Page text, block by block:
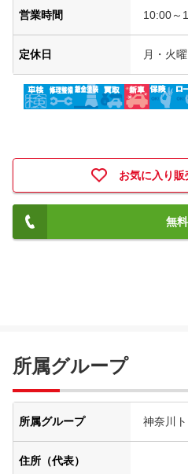
営業時間 10:00～
定休日 月・火
お気に入り
無
所属グループ
所属グループ 神奈川ト
住所（代表）